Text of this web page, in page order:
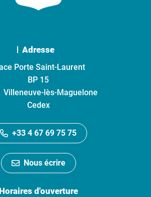
Adresse
Porte Saint-Laurent
BP 15
Villeneuve-lès-Maguelone
Cedex
+33 4 67 69 75 75
Nous écrire
d'ouverture